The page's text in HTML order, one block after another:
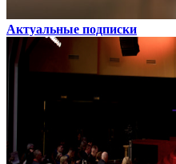
Актуальные подписки